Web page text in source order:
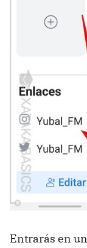
Entrarás en